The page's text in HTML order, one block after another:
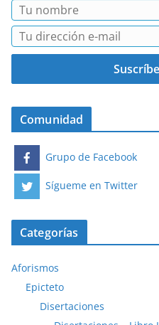
Comunidad
Grupo de Facebook
Sígueme en Twitter
Categorías
Aforismos
Epicteto
Disertaciones